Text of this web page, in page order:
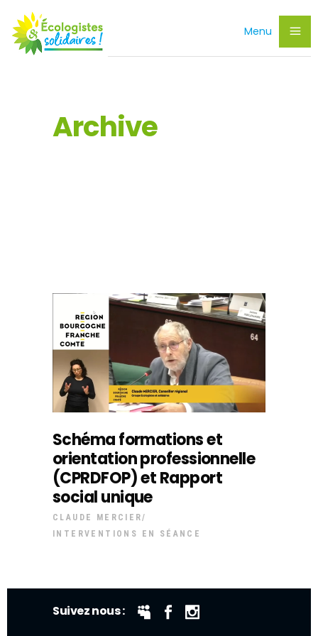
Menu
Archive
Schéma formations et
orientation professionnelle
(CPRDFOP) et Rapport
social unique
CLAUDE MERCIER
INTERVENTIONS EN SÉANCE
Suivez nous :